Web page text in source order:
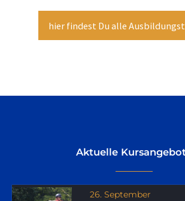
hier findest Du alle
Aktuelle
26. September